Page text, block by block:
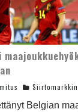
Belgian